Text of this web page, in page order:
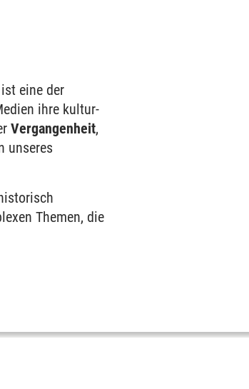
eine der
ihre kultur­
Vergangen­heit,
unseres
Themen, die